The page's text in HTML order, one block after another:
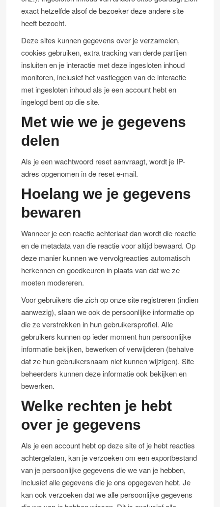
exact hetzelfde alsof de bezoeker deze andere site
heeft bezocht.
Deze sites kunnen gegevens over je verzamelen,
cookies gebruiken, extra tracking van derde partijen
insluiten en je interactie met deze ingesloten inhoud
monitoren, inclusief het vastleggen van de interactie
met ingesloten inhoud als je een account hebt en
ingelogd bent op die site.
Met wie we je gegevens
delen
Als je een wachtwoord reset aanvraagt, wordt je IP-
adres opgenomen in de reset e-mail.
Hoelang we je gegevens
bewaren
Wanneer je een reactie achterlaat dan wordt die reactie
en de metadata van die reactie voor altijd bewaard. Op
deze manier kunnen we vervolgreacties automatisch
herkennen en goedkeuren in plaats van dat we ze
moeten modereren.
Voor gebruikers die zich op onze site registreren (indien
aanwezig), slaan we ook de persoonlijke informatie op
die ze verstrekken in hun gebruikersprofiel. Alle
gebruikers kunnen op ieder moment hun persoonlijke
informatie bekijken, bewerken of verwijderen (behalve
dat ze hun gebruikersnaam niet kunnen wijzigen). Site
beheerders kunnen deze informatie ook bekijken en
bewerken.
Welke rechten je hebt
over je gegevens
Als je een account hebt op deze site of je hebt reacties
achtergelaten, kan je verzoeken om een exportbestand
van je persoonlijke gegevens die we van je hebben,
inclusief alle gegevens die je ons opgegeven hebt. Je
kan ook verzoeken dat we alle persoonlijke gegevens